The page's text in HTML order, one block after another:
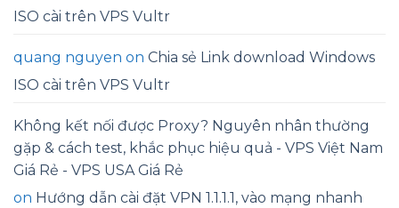
ISO cài trên VPS Vultr
quang nguyen on Chia sẻ Link download Windows
ISO cài trên VPS Vultr
Không kết nối được Proxy? Nguyên nhân thường
gặp & cách test, khắc phục hiệu quả - VPS Việt Nam
Giá Rẻ - VPS USA Giá Rẻ
on Hướng dẫn cài đặt VPN 1.1.1.1, vào mạng nhanh